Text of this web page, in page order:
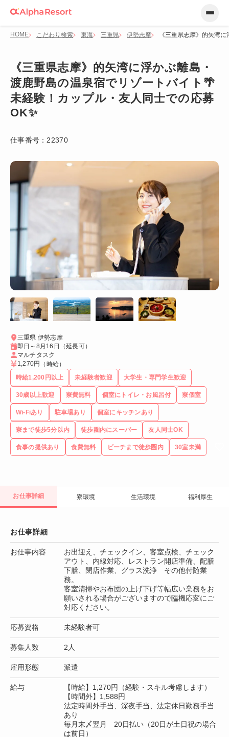
HOME こだわり検索 東海 三重県 伊勢志摩 《三重県志摩》的矢湾
《三重県志摩》的矢湾に浮かぶ離島・
渡鹿野島の温泉宿でリゾートバイト🌴
未経験！カップル・友人同士での応募
OK✨
仕事番号： 22370
三重県 伊勢志摩
即日～8月16日（延長可）
マルチタスク
1,270円
（時給）
時給1,200円以上
未経験者歓迎 大学生・専門学生歓迎
30歳以上歓迎 寮費無料 個室にトイレ・お風呂付 寮個室
Wi-Fiあり 駐車場あり 個室にキッチンあり
寮まで徒歩5分以内 徒歩圏内にスーパー 友人同士OK
食事の提供あり 食費無料 ビーチまで徒歩圏内 30室未満
お仕事詳細 寮環境 生活環境 福利厚生
お仕事詳細
お仕事内容
お出迎え、チェックイン、客室点検、チェック
アウト、内線対応、レストラン開店準備、配膳
下膳、閉店作業、グラス洗浄 その他付随業
務。
客室清掃やお布団の上げ下げ等幅広い業務をお
願いされる場合がございますので臨機応変にご
対応ください。
応募資格 未経験者可
募集人数 2人
雇用形態 派遣
給与
【時給】1,270円（経験・スキル考慮します）
【時間外】1,588円
法定時間外手当、深夜手当、法定休日勤務手当
あり
毎月末〆翌月 20日払い（20日が土日祝の場合
は前日）